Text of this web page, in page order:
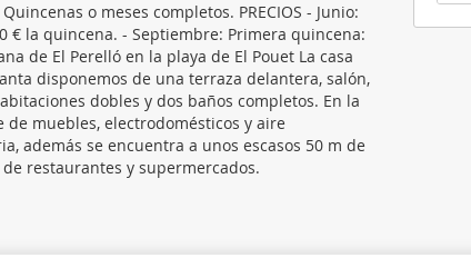
o meses completos. PRECIOS - Junio:
€ la quincena. - Septiembre: Primera quincena:
de El Perelló en la playa de El Pouet La casa
disponemos de una terraza delantera, salón,
dobles y dos baños completos. En la
muebles, electrodomésticos y aire
además se encuentra a unos escasos 50 m de
restaurantes y supermercados.